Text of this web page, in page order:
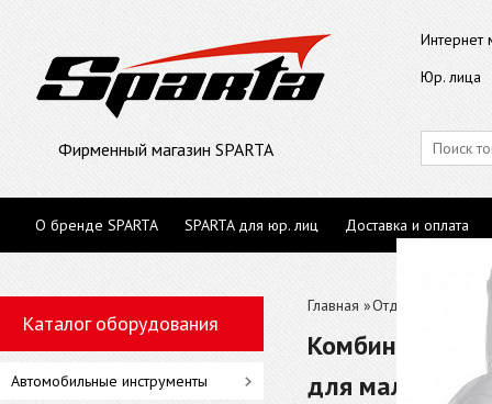
Фирменный магазин SPARTA
Интернет
Юр. лица
О бренде SPARTA SPARTA для юр. лиц Доставка и оплата
Каталог оборудования
Автомобильные инструменты
Главная »Отделочный
Комбинезон
для малярных